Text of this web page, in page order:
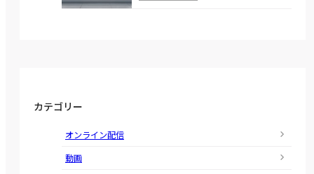
カテゴリー
オンライン配信
動画